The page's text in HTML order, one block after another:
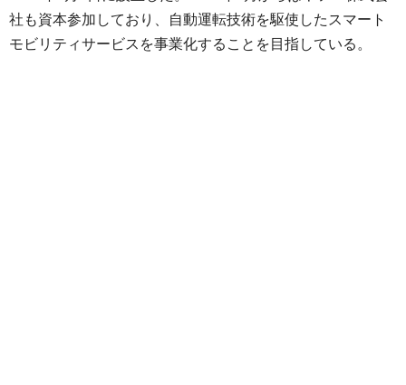
社も資本参加しており、自動運転技術を駆使したスマート
モビリティサービスを事業化することを目指している。